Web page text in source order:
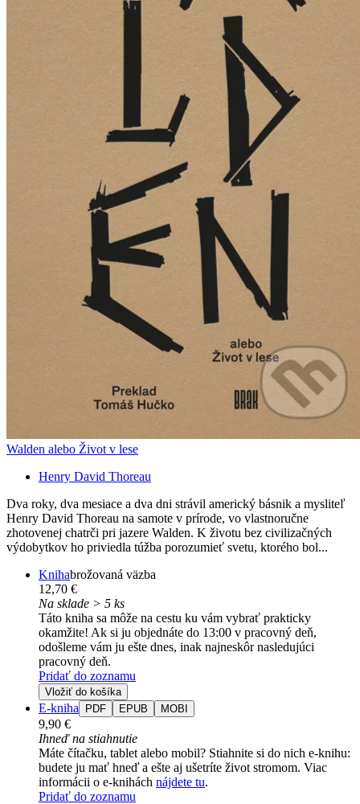
Walden alebo Život v lese
Henry David Thoreau
Dva roky, dva mesiace a dva dni strávil americký básnik a mysliteľ
Henry David Thoreau na samote v prírode, vo vlastnoručne
zhotovenej chatrči pri jazere Walden. K životu bez civilizačných
výdobytkov ho priviedla túžba porozumieť svetu, ktorého bol...
Knihabrožovaná väzba
12,70 €
Na sklade > 5 ks
Táto kniha sa môže na cestu ku vám vybrať prakticky
okamžite! Ak si ju objednáte do 13:00 v pracovný deň,
odošleme vám ju ešte dnes, inak najneskôr nasledujúci
pracovný deň.
Pridať do zoznamu
Vložiť do košíka
E-kniha PDF EPUB MOBI
9,90 €
Ihneď na stiahnutie
Máte čítačku, tablet alebo mobil? Stiahnite si do nich e-knihu:
budete ju mať hneď a ešte aj ušetríte život stromom. Viac
informácii o e-knihách nájdete tu.
Pridať do zoznamu